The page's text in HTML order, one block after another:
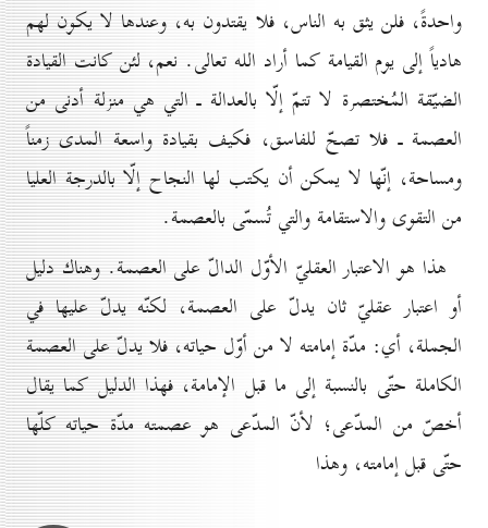
واحدةً، فلن يثق به الناس، فلا يقتدون به، وعندها لا يكون لهم
هادياً إلى يوم القيامة كما أراد الله تعالى. نعم، لئن كانت القيادة
الضيّقة المُختصرة لا تتمّ إلّا بالعدالة ـ التي هي منزلة أدنى من
العصمة ـ فلا تصحّ للفاسق، فكيف بقيادة واسعة المدى زمناً
ومساحة، إنّها لا يمكن أن يكتب لها النجاح إلّا بالدرجة العليا
من التقوى والاستقامة والتي تُسمّى بالعصمة.
هذا هو الاعتبار العقليّ الأوّل الدالّ على العصمة. وهناك دليل
أو اعتبار عقليّ ثان يدلّ على العصمة، لكنّه يدلّ عليها في
الجملة، أي: مدّة إمامته لا من أوّل حياته، فلا يدلّ على العصمة
الكاملة حتّى بالنسبة إلى ما قبل الإمامة، فهذا الدليل كما يقال
أخصّ من المدّعى؛ لأنّ المدّعى هو عصمته مدّة حياته كلّها
حتّى قبل إمامته، وهذا